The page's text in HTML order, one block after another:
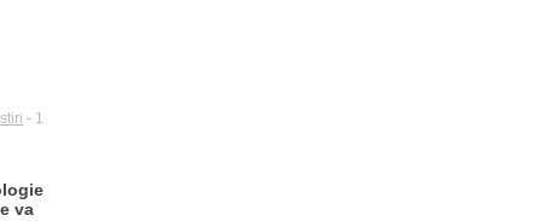
stiri - 1
va